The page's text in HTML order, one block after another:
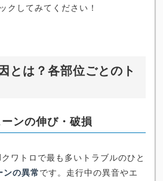
クしてみてください！
とは？各部位ごとのト
ンの伸び・破損
ワトロで最も多いトラブルのひと
ンの異常です。走行中の異音やエ